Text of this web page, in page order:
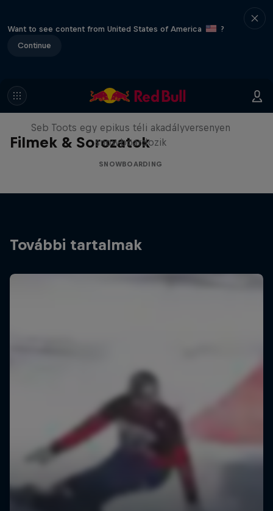
Want to see content from United States of America
?
Continue
Filmek & Sorozatok
The Obstacle Course
Seb Toots egy epikus téli akadályversenyen
snowboardozik
SNOWBOARDING
További tartalmak